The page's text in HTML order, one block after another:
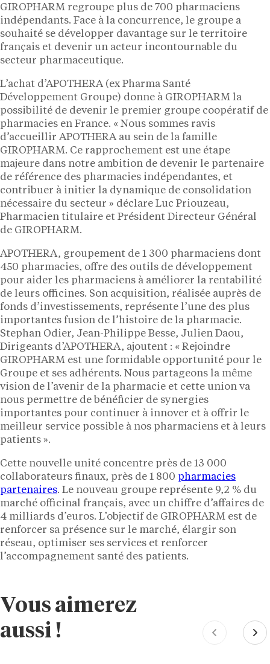
GIROPHARM regroupe plus de 700 pharmaciens
indépendants. Face à la concurrence, le groupe a
souhaité se développer davantage sur le territoire
français et devenir un acteur incontournable du
secteur pharmaceutique.
L’achat d’APOTHERA (ex Pharma Santé
Développement Groupe) donne à GIROPHARM la
possibilité de devenir le premier groupe coopératif de
pharmacies en France. « Nous sommes ravis
d’accueillir APOTHERA au sein de la famille
GIROPHARM. Ce rapprochement est une étape
majeure dans notre ambition de devenir le partenaire
de référence des pharmacies indépendantes, et
contribuer à initier la dynamique de consolidation
nécessaire du secteur » déclare Luc Priouzeau,
Pharmacien titulaire et Président Directeur Général
de GIROPHARM.
APOTHERA, groupement de 1 300 pharmaciens dont
450 pharmacies, offre des outils de développement
pour aider les pharmaciens à améliorer la rentabilité
de leurs officines. Son acquisition, réalisée auprès de
fonds d’investissements, représente l’une des plus
importantes fusion de l’histoire de la pharmacie.
Stephan Odier, Jean-Philippe Besse, Julien Daou,
Dirigeants d’APOTHERA, ajoutent : « Rejoindre
GIROPHARM est une formidable opportunité pour le
Groupe et ses adhérents. Nous partageons la même
vision de l’avenir de la pharmacie et cette union va
nous permettre de bénéficier de synergies
importantes pour continuer à innover et à offrir le
meilleur service possible à nos pharmaciens et à leurs
patients ».
Cette nouvelle unité concentre près de 13 000
collaborateurs finaux, près de 1 800 pharmacies
partenaires. Le nouveau groupe représente 9,2 % du
marché officinal français, avec un chiffre d’affaires de
4 milliards d’euros. L’objectif de GIROPHARM est de
renforcer sa présence sur le marché, élargir son
réseau, optimiser ses services et renforcer
l’accompagnement santé des patients.
Vous aimerez
aussi !